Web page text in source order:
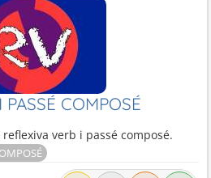
COMPOSÉ
verb i passé composé.